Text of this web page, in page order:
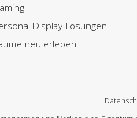
Display-Lösungen
neu erleben